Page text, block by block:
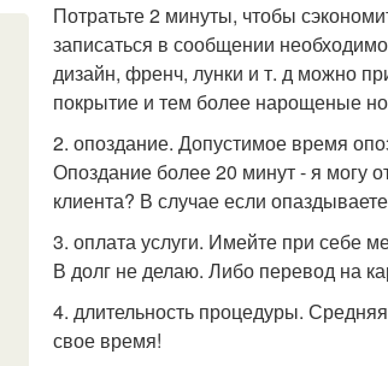
Потратьте 2 минуты, чтобы
записаться в сообщении
дизайн, френч, лунки и т. д можно
покрытие и тем более нарощеные
2. опоздание. Допустимое время
Опоздание более 20 минут - я могу
клиента? В случае если
3. оплата услуги. Имейте при себе
В долг не делаю. Либо перевод на
4. длительность процедуры.
свое время!